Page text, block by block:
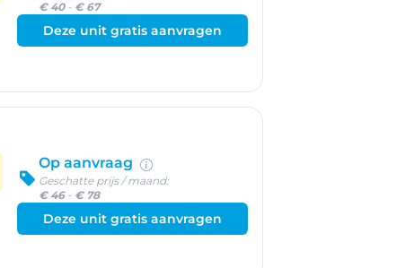
€ 40- € 67
Deze unit gratis aanvragen
Op aanvraag
Geschatte prijs / maand:
€ 46- € 78
Deze unit gratis aanvragen